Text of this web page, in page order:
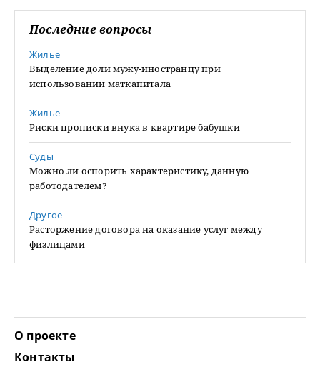
Последние вопросы
Жилье
Выделение доли мужу-иностранцу при
использовании маткапитала
Жилье
Риски прописки внука в квартире бабушки
Суды
Можно ли оспорить характеристику, данную
работодателем?
Другое
Расторжение договора на оказание услуг между
физлицами
О проекте
Контакты